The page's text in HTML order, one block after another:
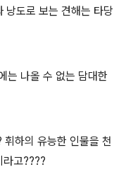
낭도로 보는 견해는 타당
는 나올 수 없는 담대한
하의 유능한 인물을 천
라고????